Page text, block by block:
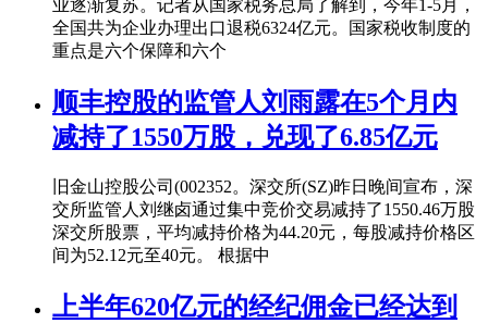
业逐渐复苏。记者从国家税务总局了解到，今年1-5月，
全国共为企业办理出口退税6324亿元。国家税收制度的
重点是六个保障和六个
顺丰控股的监管人刘雨露在5个月内
减持了1550万股，兑现了6.85亿元
旧金山控股公司(002352。深交所(SZ)昨日晚间宣布，深
交所监管人刘继卤通过集中竞价交易减持了1550.46万股
深交所股票，平均减持价格为44.20元，每股减持价格区
间为52.12元至40元。 根据中
上半年620亿元的经纪佣金已经达到